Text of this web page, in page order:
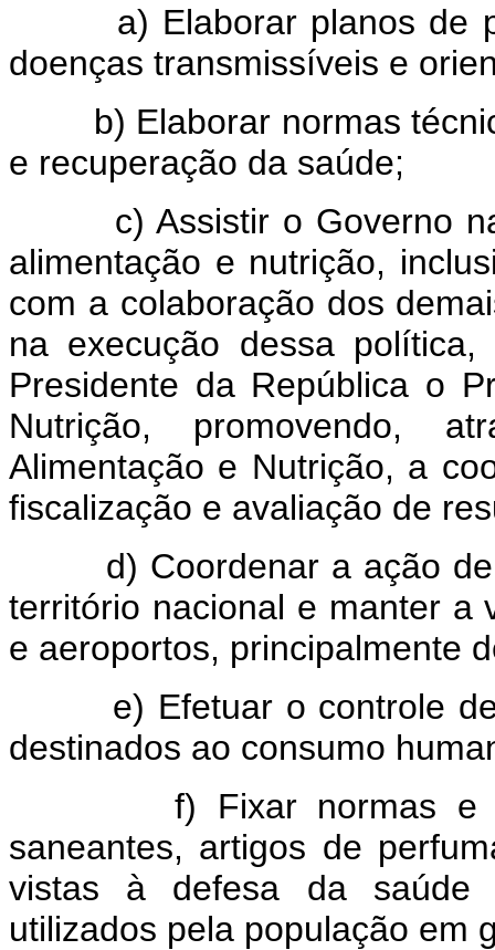
a) Elaborar planos de
doenças transmissíveis e
b) Elaborar normas
e recuperação da saúde;
c) Assistir o Governo na
alimentação e nutrição,
com a colaboração dos
na execução dessa
Presidente da República o
Nutrição, promovendo,
Alimentação e Nutrição, a
fiscalização e avaliação de
d) Coordenar a ação de
território nacional e manter a
e aeroportos, principalmente
e) Efetuar o controle de
destinados ao consumo
f) Fixar normas e
saneantes, artigos de
vistas à defesa da saúde
utilizados pela população em